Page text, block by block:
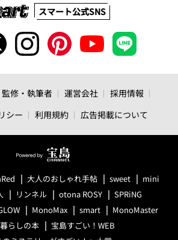
スマート公式SNS
監修・執筆者 運営会社
採用情報
シー
利用規約 広告掲載について
大人のおしゃれ手帖 sweet
mini
リンネル otona ROSY
SPRiNG
MonoMax smart
MonoMaster
らしの本
宝島すごい！WEB